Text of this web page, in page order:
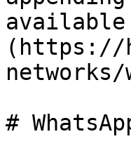
available
(https://
networks/
#